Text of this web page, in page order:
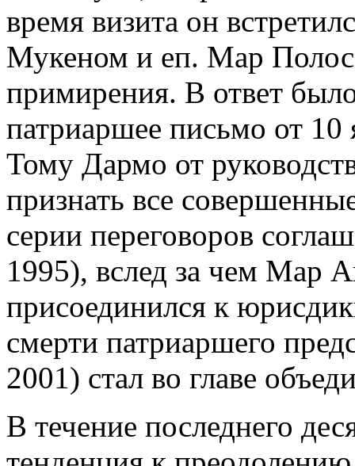
время визита он
Мукеном и еп. Мар
примирения. В ответ
патриаршее письмо от
Тому Дармо от
признать все
серии переговоров
1995), вслед за чем Мар
присоединился к
смерти патриаршего
2001) стал во главе
В течение последнего